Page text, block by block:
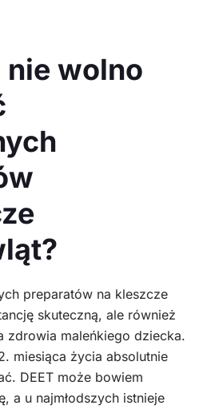
nie wolno
preparatów na kleszcze
skuteczną, ale również
zdrowia maleńkiego dziecka.
miesiąca życia absolutnie
DEET może bowiem
a u najmłodszych istnieje